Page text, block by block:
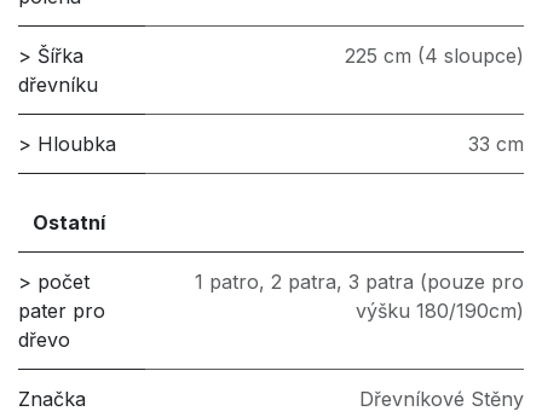
> Šířka
dřevníku
225 cm (4 sloupce)
> Hloubka 33 cm
Ostatní
> počet
pater pro
dřevo
1 patro, 2 patra, 3 patra (pouze pro
výšku 180/190cm)
Značka Dřevníkové Stěny